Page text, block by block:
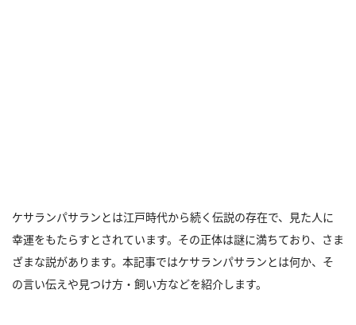
ケサランパサランとは江戸時代から続く伝説の存在で、見た人に
幸運をもたらすとされています。その正体は謎に満ちており、さま
ざまな説があります。本記事ではケサランパサランとは何か、そ
の言い伝えや見つけ方・飼い方などを紹介します。